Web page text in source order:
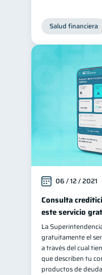
Salud financiera
06 / 12 / 2021
Consulta
este servicio
La
gratuitamente el
a través del cual
que describen tu
productos de